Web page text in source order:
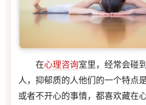
在心理咨询室里，经常会碰
人，抑郁质的人他们的一个特点
或者不开心的事情，都喜欢藏在